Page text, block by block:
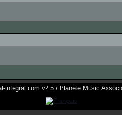
integral.com v2.5 / Planète Music